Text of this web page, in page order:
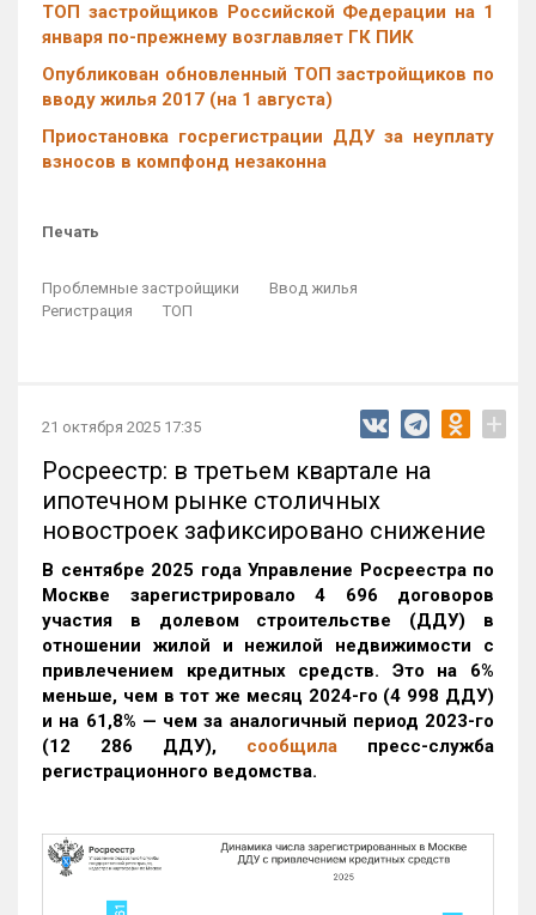
ТОП застройщиков Российской Федерации на 1
января по-прежнему возглавляет ГК ПИК
Опубликован обновленный ТОП застройщиков по
вводу жилья 2017 (на 1 августа)
Приостановка госрегистрации ДДУ за неуплату
взносов в компфонд незаконна
Печать
Проблемные застройщики
Ввод жилья
Регистрация
ТОП
21 октября 2025 17:35 +
Росреестр: в третьем квартале на
ипотечном рынке столичных
новостроек зафиксировано снижение
В сентябре 2025 года Управление Росреестра по
Москве зарегистрировало 4 696 договоров
участия в долевом строительстве (ДДУ) в
отношении жилой и нежилой недвижимости с
привлечением кредитных средств. Это на 6%
меньше, чем в тот же месяц 2024-го (4 998 ДДУ)
и на 61,8% — чем за аналогичный период 2023-го
(12 286 ДДУ), сообщила пресс-служба
регистрационного ведомства.